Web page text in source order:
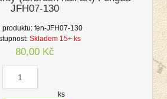
JFH07-130
produktu: fen-JFH07-130
Skladem 15+ ks
80,00 Kč
ks